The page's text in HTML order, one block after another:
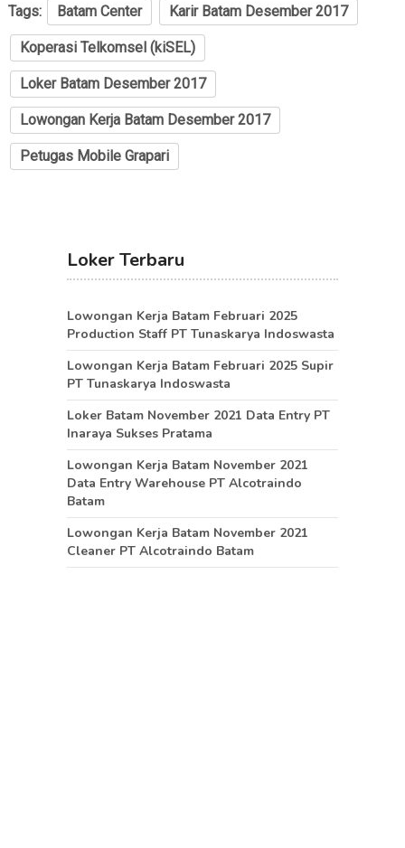
Tags: Batam Center Karir Batam Desember 2017
Koperasi Telkomsel (kiSEL)
Loker Batam Desember 2017
Lowongan Kerja Batam Desember 2017
Petugas Mobile Grapari
Loker Terbaru
Lowongan Kerja Batam Februari 2025
Production Staff PT Tunaskarya Indoswasta
Lowongan Kerja Batam Februari 2025 Supir
PT Tunaskarya Indoswasta
Loker Batam November 2021 Data Entry PT
Inaraya Sukses Pratama
Lowongan Kerja Batam November 2021
Data Entry Warehouse PT Alcotraindo
Batam
Lowongan Kerja Batam November 2021
Cleaner PT Alcotraindo Batam